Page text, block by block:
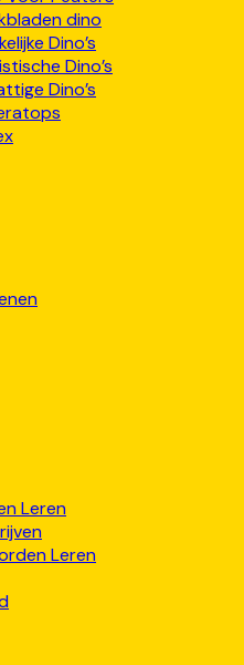
dino
Dino’s
Dino’s
Dino’s
Leren
Leren